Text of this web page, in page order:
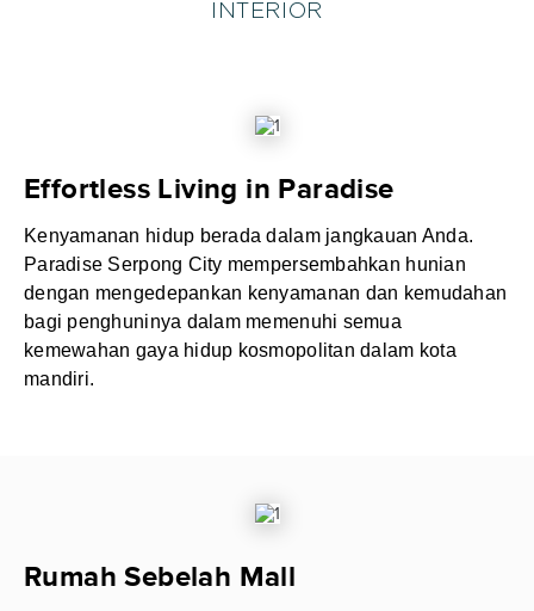
INTERIOR
Effortless Living in Paradise
Kenyamanan hidup berada dalam jangkauan Anda.
Paradise Serpong City mempersembahkan hunian
dengan mengedepankan kenyamanan dan kemudahan
bagi penghuninya dalam memenuhi semua
kemewahan gaya hidup kosmopolitan dalam kota
mandiri.
Rumah Sebelah Mall